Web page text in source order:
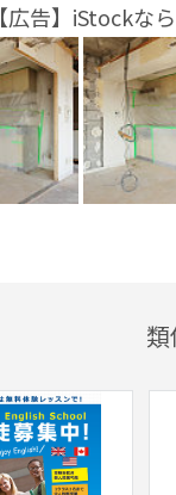
【広告】iStockな